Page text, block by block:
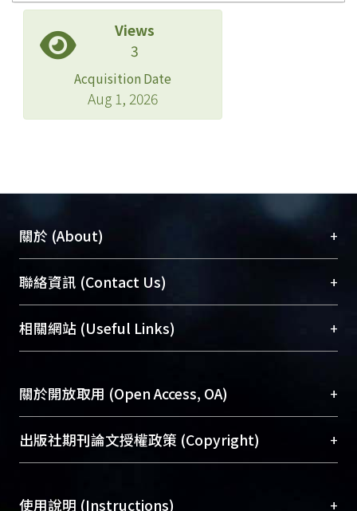
Views
3
Acquisition Date
Aug 1, 2026
關於 (About) +
臺大位居世界頂尖大學之列，為永久珍藏及向國際
展現本校豐碩的研究成果及學術能量，圖書館整合
機構典藏（NTUR）與學術庫（AH）不同功能平
台，成為臺大學術典藏NTU scholars。期能整合研
成果。
To permanently archive and promote researcher
profiles and scholarly works, Library integrates the
services of “NTU Repository” with “Academic
聯絡資訊 (Contact Us) +
總館學科館員(Main Library)
醫學圖書館學科館員(Medical Library)
Sciences Library)
相關網站 (Useful Links) +
關於開放取用 (Open Access, OA) +
開放取用是從使用者角度提升資訊取用性的社會運
動，應用在學術研究上是透過將研究著作公開供使
用逐年攀升。同時可加速研究發展、提升研究影響
出版社期刊論文授權政策 (Copyright) +
含部分內容的版權非匯入者所有，或由第三方贊
使用說明 (Instructions) +